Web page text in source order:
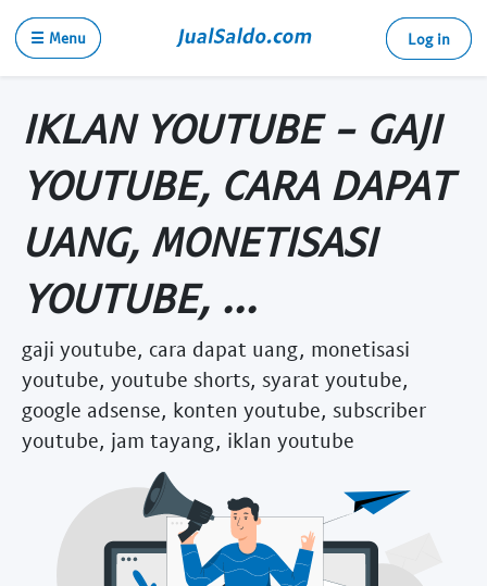
☰ Menu Log in
IKLAN YOUTUBE - GAJI
YOUTUBE, CARA DAPAT
UANG, MONETISASI
YOUTUBE, ...
gaji youtube, cara dapat uang, monetisasi
youtube, youtube shorts, syarat youtube,
google adsense, konten youtube, subscriber
youtube, jam tayang, iklan youtube